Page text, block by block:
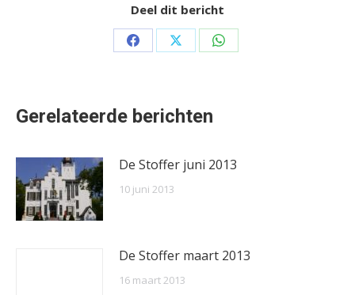
Deel dit bericht
Share Share Share
Gerelateerde berichten
De Stoffer juni 2013
10 juni 2013
De Stoffer maart 2013
16 maart 2013